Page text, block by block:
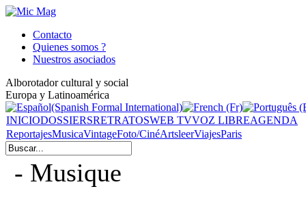
Contacto
Quienes somos ?
Nuestros asociados
Alborotador cultural y social
Europa y Latinoamérica
INICIODOSSIERSRETRATOSWEB TVVOZ LIBREAGENDA
ReportajesMusicaVintageFoto/CinéArtsleerViajesParis
- Musique